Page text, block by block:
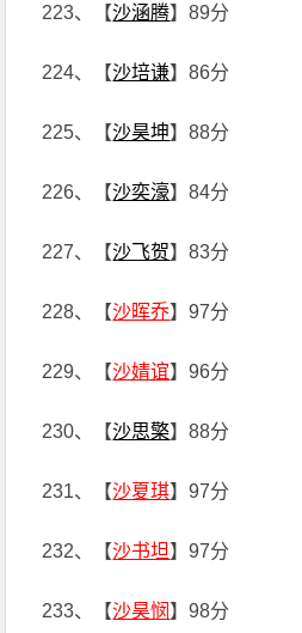
223、【沙涵腾】89分
224、【沙培谦】86分
225、【沙昊坤】88分
226、【沙奕濠】84分
227、【沙飞贺】83分
228、【沙晖乔】97分
229、【沙婧谊】96分
230、【沙思檠】88分
231、【沙夏琪】97分
232、【沙书坦】97分
233、【沙昊悯】98分